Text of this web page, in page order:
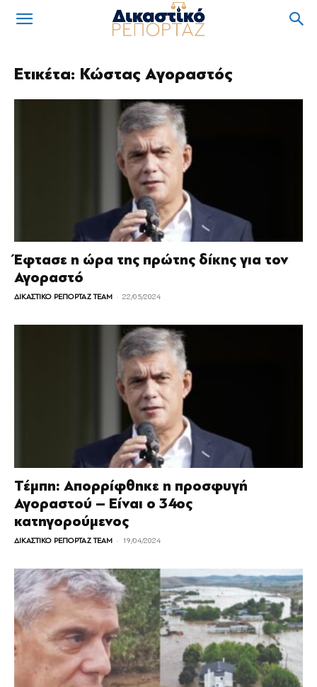
Ετικέτα: Κώστας Αγοραστός
Έφτασε η ώρα της πρώτης δίκης για τον
Αγοραστό
ΔΙΚΑΣΤΙΚΟ ΡΕΠΟΡΤΑΖ TEAM - 22/05/2024
Τέμπη: Απορρίφθηκε η προσφυγή
Αγοραστού – Είναι ο 34ος
κατηγορούμενος
ΔΙΚΑΣΤΙΚΟ ΡΕΠΟΡΤΑΖ TEAM - 19/04/2024